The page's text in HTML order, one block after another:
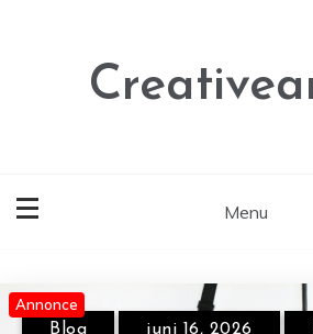
Menu
Annonce
Annonce
Blog juni 16, 2026
Annonce